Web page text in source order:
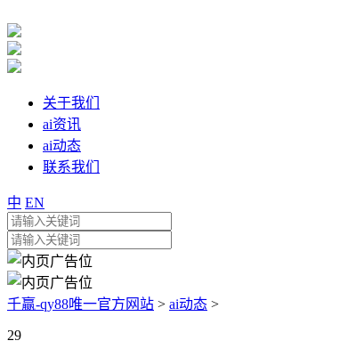
关于我们
ai资讯
ai动态
联系我们
中 EN
千赢-qy88唯一官方网站 > ai动态 >
29